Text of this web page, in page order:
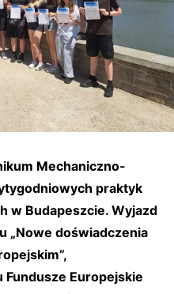
Mechaniczno-
praktyk
w Budapeszcie. Wyjazd
„Nowe doświadczenia
Europejskie